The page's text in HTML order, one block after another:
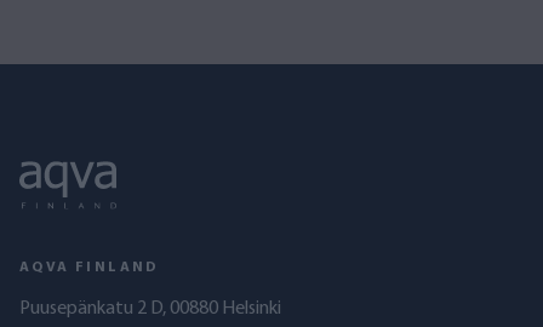
AQVA FINLAND
Puusepänkatu 2 D, 00880 Helsinki